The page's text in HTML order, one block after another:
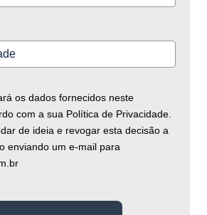
os dados fornecidos neste
com a sua Política de Privacidade.
de ideia e revogar esta decisão a
enviando um e-mail para